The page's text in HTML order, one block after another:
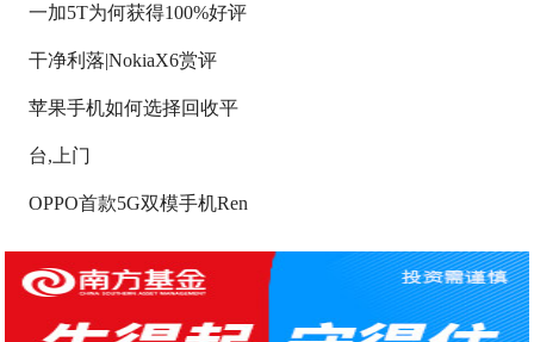
一加5T为何获得100%好评
干净利落|NokiaX6赏评
苹果手机如何选择回收平
台,上门
OPPO首款5G双模手机Ren